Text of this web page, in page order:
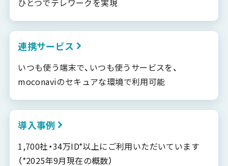
連携サービス
いつも使う端末で、いつも使うサービスを、
moconaviのセキュアな環境で利用可能
導入事例
1,700社・34万ID*以上にご利用いただいています
（*2025年9月現在の概数）